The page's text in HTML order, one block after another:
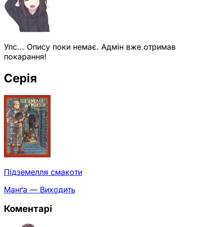
Упс... Опису поки немає. Адмін вже отримав
покарання!
Серія
Підземелля смакоти
Манґа — Виходить
Коментарі